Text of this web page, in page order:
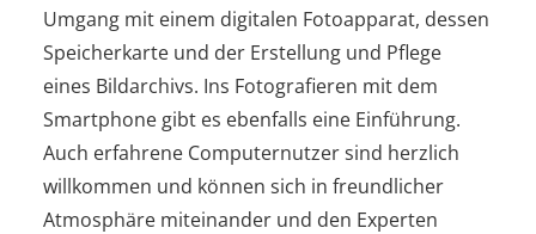
Umgang mit einem digitalen Fotoapparat, dessen
Speicherkarte und der Erstellung und Pflege
eines Bildarchivs. Ins Fotografieren mit dem
Smartphone gibt es ebenfalls eine Einführung.
Auch erfahrene Computernutzer sind herzlich
willkommen und können sich in freundlicher
Atmosphäre miteinander und den Experten